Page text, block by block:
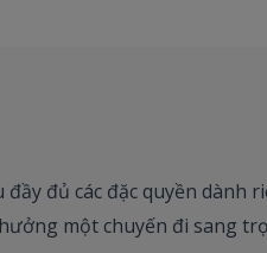
đủ các đặc quyền dành
một chuyến đi sang